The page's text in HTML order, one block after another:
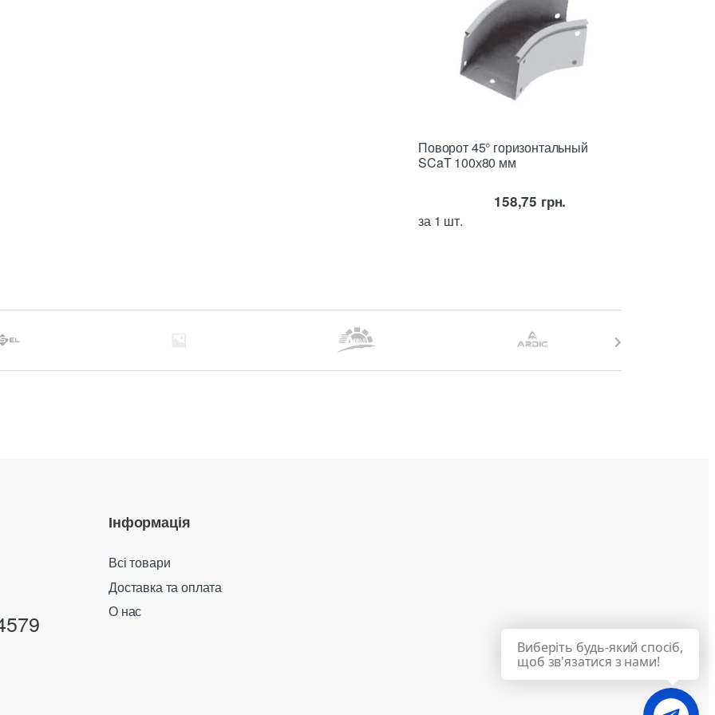
Поворот 45° горизонтальный
SCaT 100х80 мм
158,75 грн.
за 1 шт.
Інформація
Всі товари
Доставка та оплата
О нас
Виберіть будь-який спосіб,
щоб зв'язатися з нами!